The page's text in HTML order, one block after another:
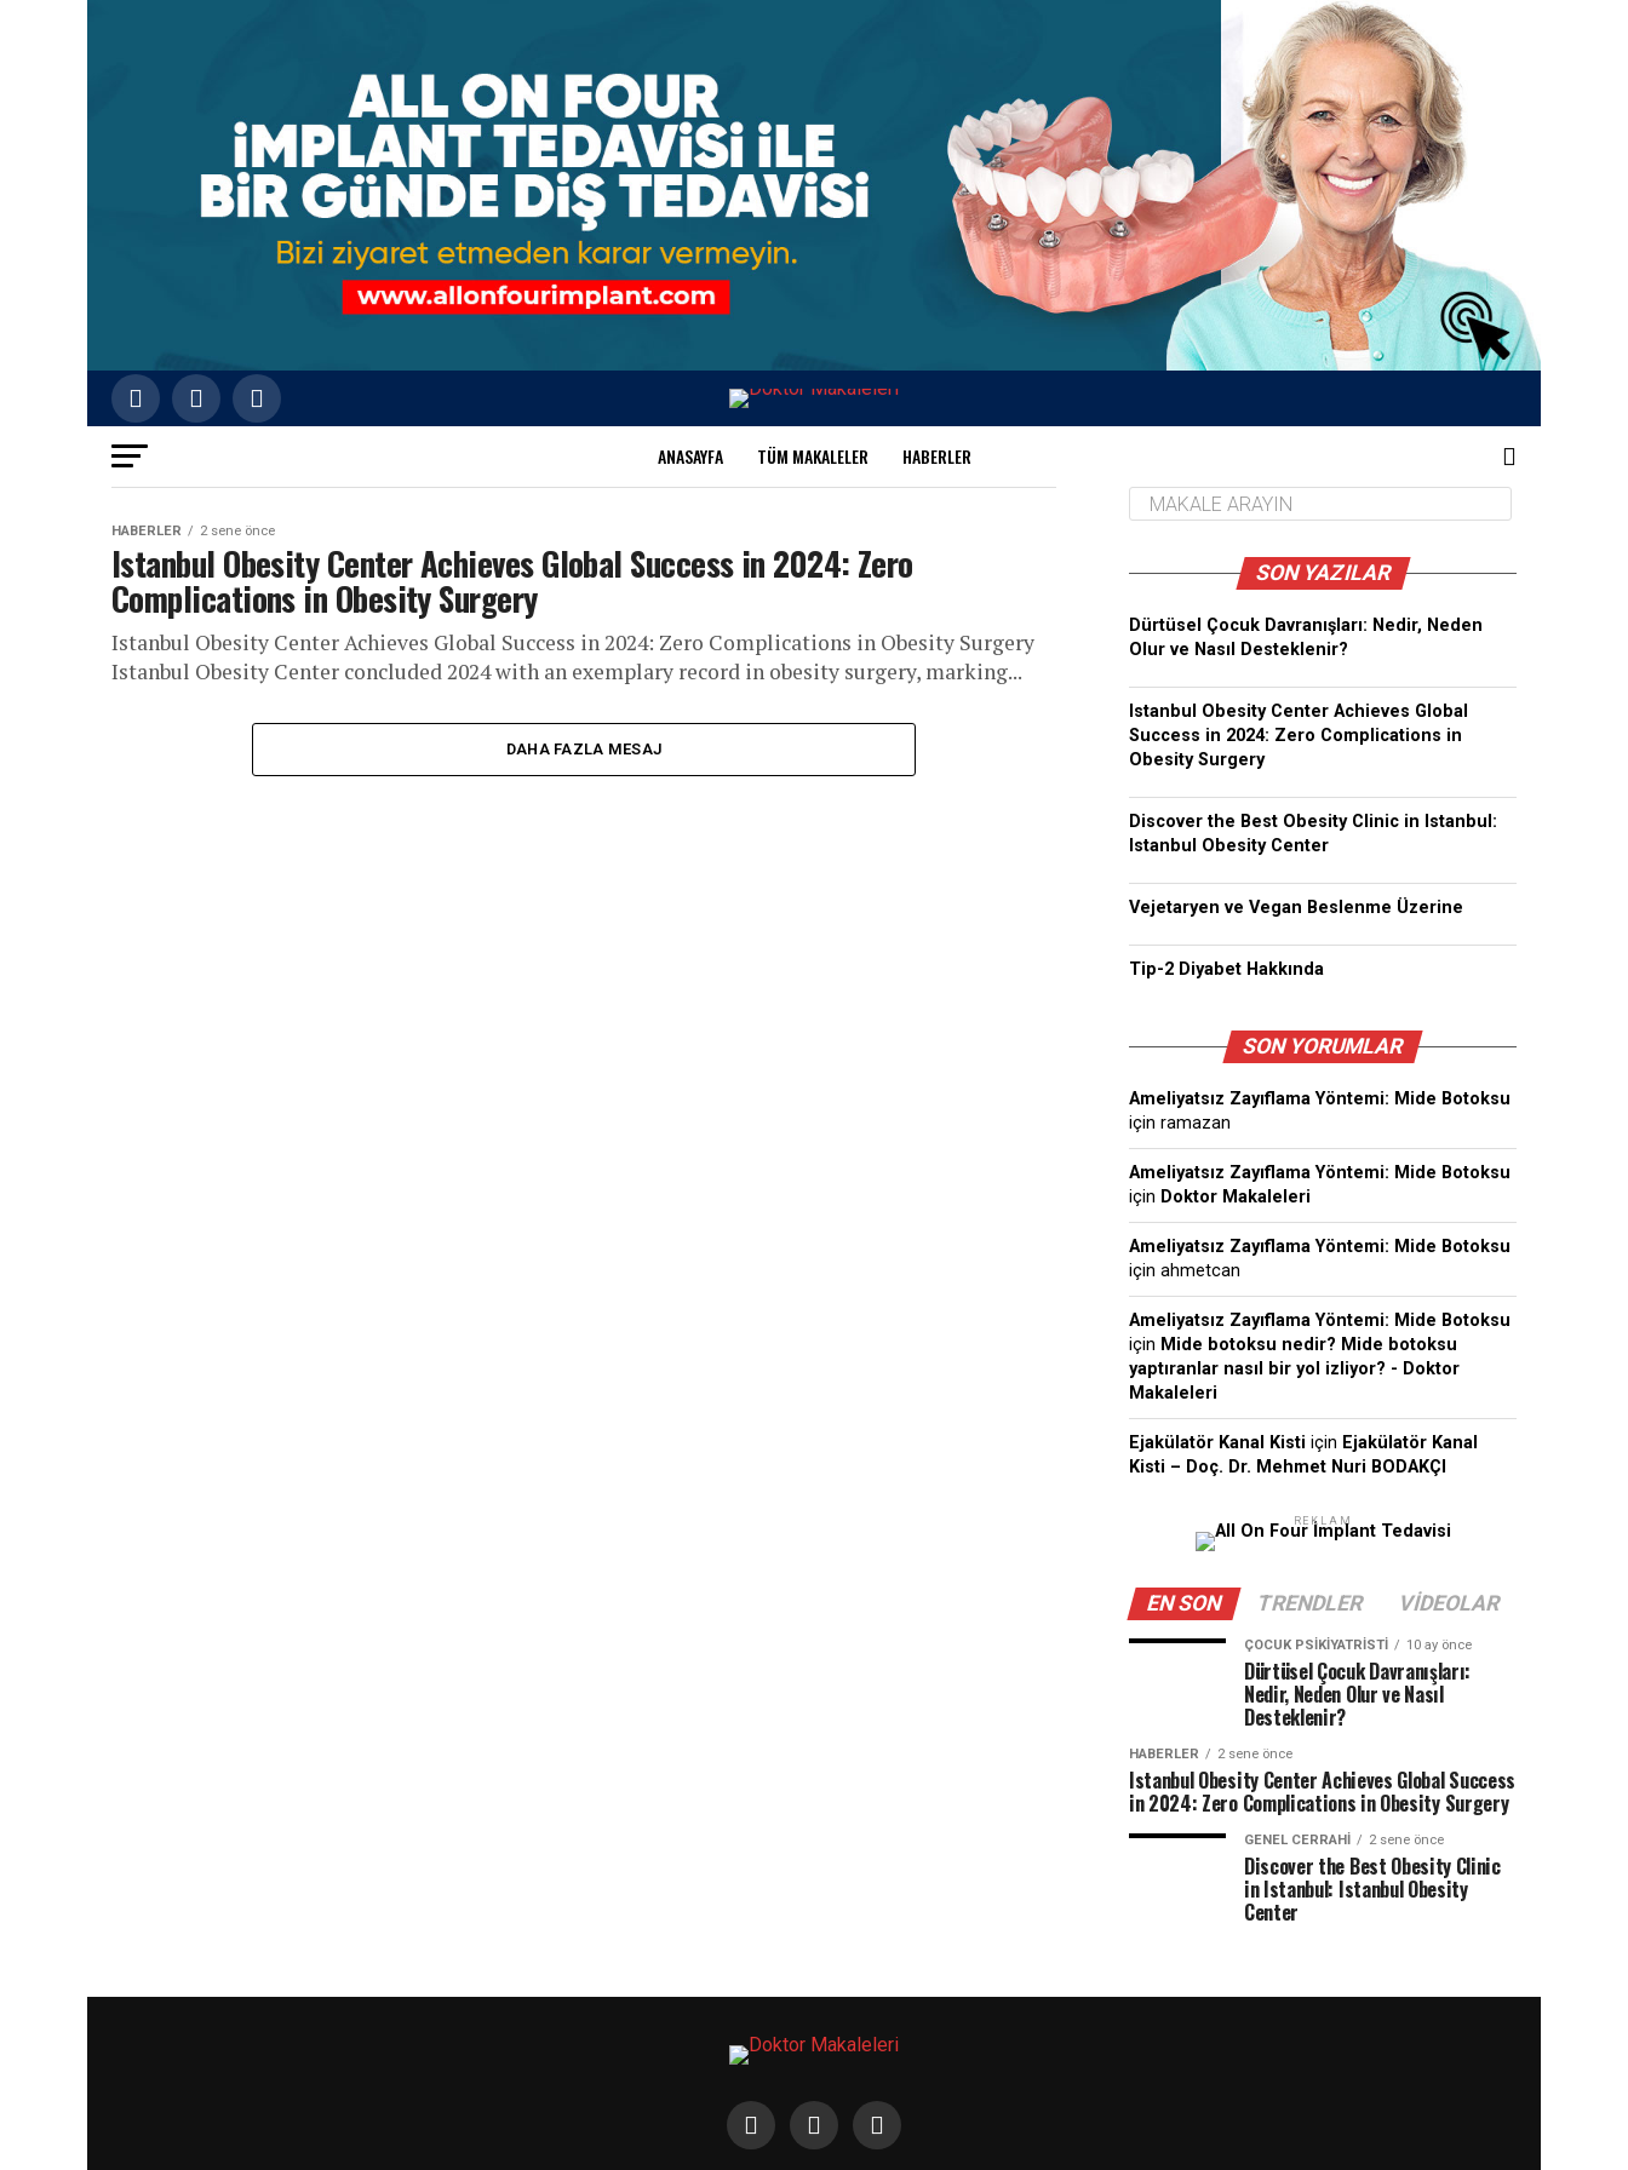
ANASAYFA TÜM MAKALELER HABERLER
HABERLER 2 sene önce
Istanbul Obesity Center Achieves Global Success in 2024: Zero
Complications in Obesity Surgery
Istanbul Obesity Center Achieves Global Success in 2024: Zero Complications in Obesity Surgery
Istanbul Obesity Center concluded 2024 with an exemplary record in obesity surgery, marking...
DAHA FAZLA MESAJ
SON YAZILAR
Dürtüsel Çocuk Davranışları: Nedir, Neden
Olur ve Nasıl Desteklenir?
Istanbul Obesity Center Achieves Global
Success in 2024: Zero Complications in
Obesity Surgery
Discover the Best Obesity Clinic in Istanbul:
Istanbul Obesity Center
Vejetaryen ve Vegan Beslenme Üzerine
Tip-2 Diyabet Hakkında
SON YORUMLAR
Ameliyatsız Zayıflama Yöntemi: Mide Botoksu
için ramazan
Ameliyatsız Zayıflama Yöntemi: Mide Botoksu
için Doktor Makaleleri
Ameliyatsız Zayıflama Yöntemi: Mide Botoksu
için ahmetcan
Ameliyatsız Zayıflama Yöntemi: Mide Botoksu
için Mide botoksu nedir? Mide botoksu
yaptıranlar nasıl bir yol izliyor? - Doktor
Makaleleri
Ejakülatör Kanal Kisti için Ejakülatör Kanal
Kisti – Doç. Dr. Mehmet Nuri BODAKÇI
REKLAM
EN SON TRENDLER VIDEOLAR
ÇOCUK PSIKIYATRISTI 10 ay önce
Dürtüsel Çocuk Davranışları:
Nedir, Neden Olur ve Nasıl
Desteklenir?
HABERLER 2 sene önce
Istanbul Obesity Center Achieves Global Success
in 2024: Zero Complications in Obesity Surgery
GENEL CERRAHI 2 sene önce
Discover the Best Obesity Clinic
in Istanbul: Istanbul Obesity
Center